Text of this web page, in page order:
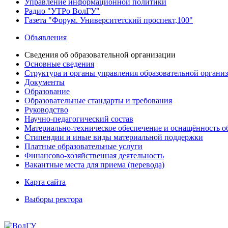
Управление информационной политики
Радио "УТРо ВолГУ"
Газета "Форум. Университетский проспект,100"
Объявления
Сведения об образовательной организации
Основные сведения
Структура и органы управления образовательной
Документы
Образование
Образовательные стандарты и требования
Руководство
Научно-педагогический состав
Материально-техническое обеспечение и оснащённость
Стипендии и иные виды материальной поддержки
Платные образовательные услуги
Финансово-хозяйственная деятельность
Вакантные места для приема (перевода)
Карта сайта
Выборы ректора